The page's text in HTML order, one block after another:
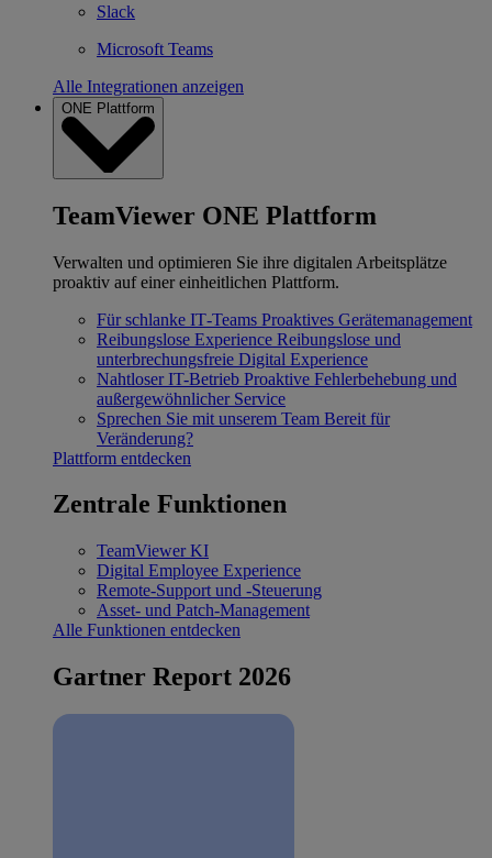
Slack
Microsoft Teams
Alle Integrationen anzeigen
ONE Plattform
TeamViewer ONE Plattform
Verwalten und optimieren Sie ihre digitalen Arbeitsplätze
proaktiv auf einer einheitlichen Plattform.
Für schlanke IT‐Teams Proaktives Gerätemanagement
Reibungslose Experience Reibungslose und
unterbrechungsfreie Digital Experience
Nahtloser IT-Betrieb Proaktive Fehlerbehebung und
außergewöhnlicher Service
Sprechen Sie mit unserem Team Bereit für
Veränderung?
Plattform entdecken
Zentrale Funktionen
TeamViewer KI
Digital Employee Experience
Remote-Support und -Steuerung
Asset- und Patch-Management
Alle Funktionen entdecken
Gartner Report 2026